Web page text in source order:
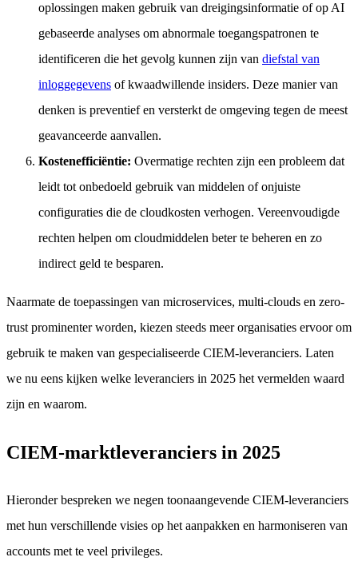
oplossingen maken gebruik van dreigingsinformatie of op AI
gebaseerde analyses om abnormale toegangspatronen te
identificeren die het gevolg kunnen zijn van diefstal van
inloggegevens of kwaadwillende insiders. Deze manier van
denken is preventief en versterkt de omgeving tegen de meest
geavanceerde aanvallen.
Kostenefficiëntie: Overmatige rechten zijn een probleem dat
leidt tot onbedoeld gebruik van middelen of onjuiste
configuraties die de cloudkosten verhogen. Vereenvoudigde
rechten helpen om cloudmiddelen beter te beheren en zo
indirect geld te besparen.
Naarmate de toepassingen van microservices, multi-clouds en zero-
trust prominenter worden, kiezen steeds meer organisaties ervoor om
gebruik te maken van gespecialiseerde CIEM-leveranciers. Laten
we nu eens kijken welke leveranciers in 2025 het vermelden waard
zijn en waarom.
CIEM-marktleveranciers in 2025
Hieronder bespreken we negen toonaangevende CIEM-leveranciers
met hun verschillende visies op het aanpakken en harmoniseren van
accounts met te veel privileges.